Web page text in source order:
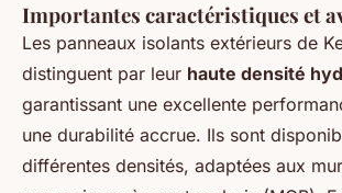
Importantes caractéristiques et
Les panneaux isolants extérieurs de
distinguent par leur haute densité
garantissant une excellente
une durabilité accrue. Ils sont
différentes densités, adaptées aux